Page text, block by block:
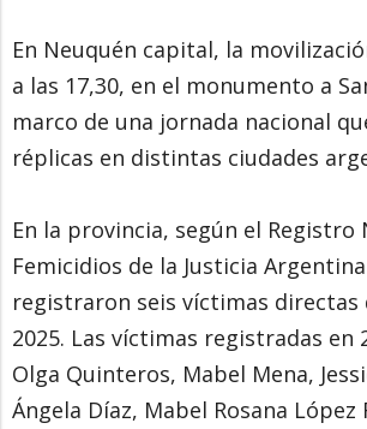
En Neuquén capital, la
a las 17,30, en el monumento a
marco de una jornada nacional
réplicas en distintas ciudades
En la provincia, según el Registro
Femicidios de la Justicia Argentina
registraron seis víctimas directas
2025. Las víctimas registradas en
Olga Quinteros, Mabel Mena,
Ángela Díaz, Mabel Rosana López